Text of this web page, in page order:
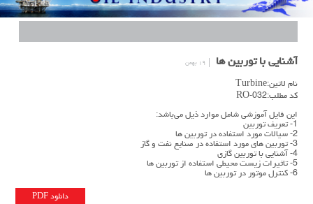
آشنایی با توربین ها ۱۹ بهمن
نام لاتین:Turbine
کد مطلب:RO-032
این فایل آموزشی شامل موارد ذیل می‌باشد:
1- تعریف توربین
2- سیالات مورد استفاده در توربین ها
3- توربین های مورد استفاده در صنایع نفت و گاز
4- آشنایی با توربین گازی
5- تاثیرات زیست محیطی استفاده از توربین ها
6- کنترل موتور در توربین ها
دانلود PDF